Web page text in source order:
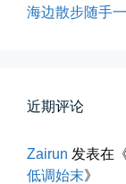
海边散步随手
近期评论
Zairun 发表在
低调始末》